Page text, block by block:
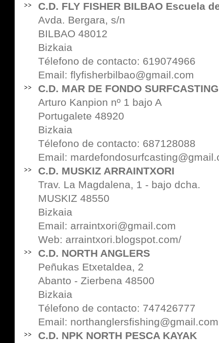
C.D. FLY FISHER BILBAO Escuela
Avda. Bergara, s/n
BILBAO 48012
Bizkaia
Télefono de contacto: 619074966
Email: flyfisherbilbao@gmail.com
C.D. MAR DE FONDO SURFCASTING
Arturo Kanpion nº 1 bajo A
Portugalete 48920
Bizkaia
Télefono de contacto: 687128088
Email:
C.D. MUSKIZ ARRAINTXORI
Trav. La Magdalena, 1 - bajo dcha.
MUSKIZ 48550
Bizkaia
Email: arraintxori@gmail.com
Web: arraintxori.blogspot.com/
C.D. NORTH ANGLERS
Peñukas Etxetaldea, 2
Abanto - Zierbena 48500
Bizkaia
Télefono de contacto: 747426777
Email: northanglersfishing@gmail.com
C.D. NPK NORTH PESCA KAYAK